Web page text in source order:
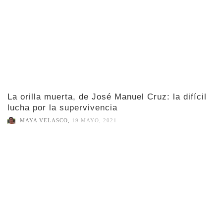
La orilla muerta, de José Manuel Cruz: la difícil
lucha por la supervivencia
MAYA VELASCO 19 MAYO, 2021